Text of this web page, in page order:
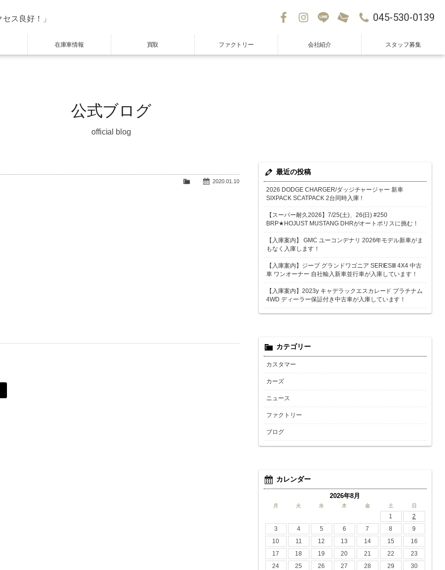
ス良好！」 045-530-0139
在庫車情報 買取 ファクトリー 会社紹介 スタッフ募集
公式ブログ
official blog
2020.01.10
最近の投稿
2026 DODGE CHARGER/ダッジチャージャー 新車
SIXPACK SCATPACK 2台同時入庫！
【スーパー耐久2026】7/25(土)、26(日) #250
BRP★HOJUST MUSTANG DHRがオートポリスに挑む！
【入庫案内】 GMC ユーコンデナリ 2026年モデル新車がま
もなく入庫します！
【入庫案内】ジープ グランドワゴニア SERIESⅢ 4X4 中古
車 ワンオーナー 自社輸入新車並行車が入庫しています！
【入庫案内】2023y キャデラックエスカレード プラチナム
4WD ディーラー保証付き中古車が入庫しています！
カテゴリー
カスタマー
カーズ
ニュース
ファクトリー
ブログ
カレンダー
2026年8月
月 火 水 木 金 土 日
1
2
3
4 5 6 7 8
9
10
11 12 13 14 15
16
17
18 19 20 21 22
23
24
25 26 27 28 29
30